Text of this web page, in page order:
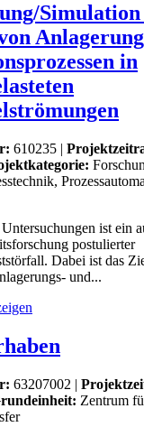
in
610235 |
ist ein
postulierter
Dabei ist das
und...
63207002 |
Zentrum